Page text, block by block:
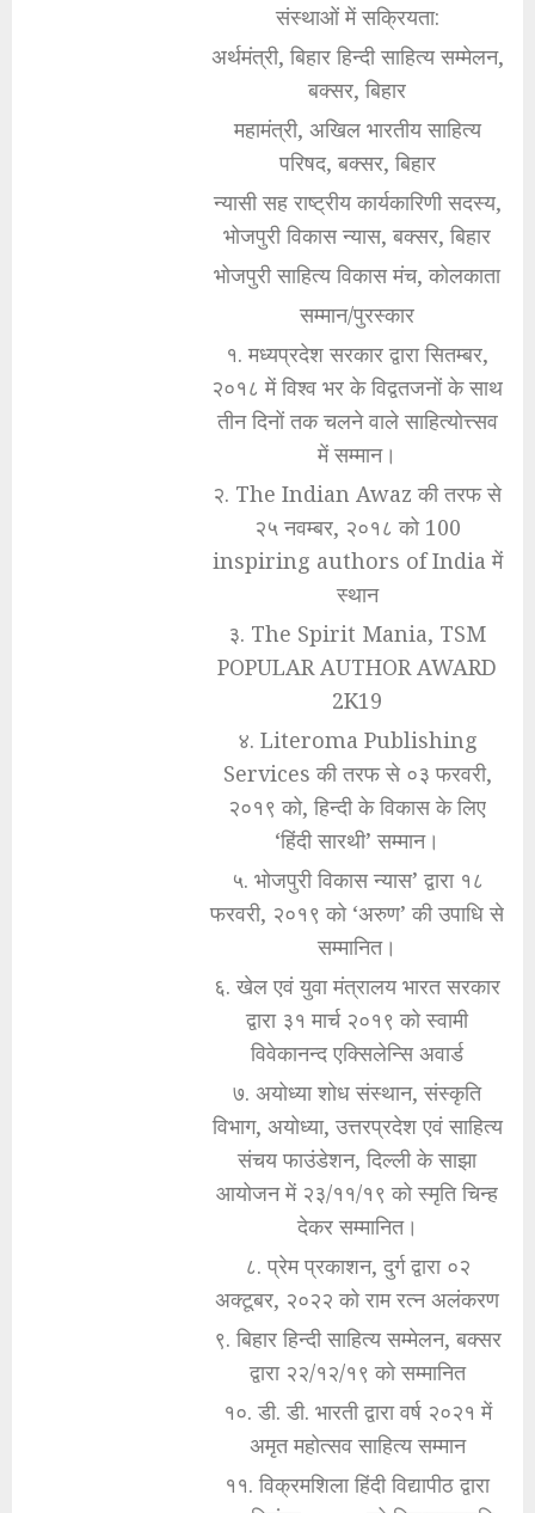
संस्थाओं में सक्रियता:
अर्थमंत्री, बिहार हिन्दी साहित्य सम्मेलन,
बक्सर, बिहार
महामंत्री, अखिल भारतीय साहित्य
परिषद, बक्सर, बिहार
न्यासी सह राष्ट्रीय कार्यकारिणी सदस्य,
भोजपुरी विकास न्यास, बक्सर, बिहार
भोजपुरी साहित्य विकास मंच, कोलकाता
सम्मान/पुरस्कार
१. मध्यप्रदेश सरकार द्वारा सितम्बर,
२०१८ में विश्व भर के विद्वतजनों के साथ
तीन दिनों तक चलने वाले साहित्योत्त्सव
में सम्मान।
२. The Indian Awaz की तरफ से
२५ नवम्बर, २०१८ को 100
inspiring authors of India में
स्थान
३. The Spirit Mania, TSM
POPULAR AUTHOR AWARD
2K19
४. Literoma Publishing
Services की तरफ से ०३ फरवरी,
२०१९ को, हिन्दी के विकास के लिए
‘हिंदी सारथी’ सम्मान।
५. भोजपुरी विकास न्यास’ द्वारा १८
फरवरी, २०१९ को ‘अरुण’ की उपाधि से
सम्मानित।
६. खेल एवं युवा मंत्रालय भारत सरकार
द्वारा ३१ मार्च २०१९ को स्वामी
विवेकानन्द एक्सिलेन्सि अवार्ड
७. अयोध्या शोध संस्थान, संस्कृति
विभाग, अयोध्या, उत्तरप्रदेश एवं साहित्य
संचय फाउंडेशन, दिल्ली के साझा
आयोजन में २३/११/१९ को स्मृति चिन्ह
देकर सम्मानित।
८. प्रेम प्रकाशन, दुर्ग द्वारा ०२
अक्टूबर, २०२२ को राम रत्न अलंकरण
९. बिहार हिन्दी साहित्य सम्मेलन, बक्सर
द्वारा २२/१२/१९ को सम्मानित
१०. डी. डी. भारती द्वारा वर्ष २०२१ में
अमृत महोत्सव साहित्य सम्मान
११. विक्रमशिला हिंदी विद्यापीठ द्वारा